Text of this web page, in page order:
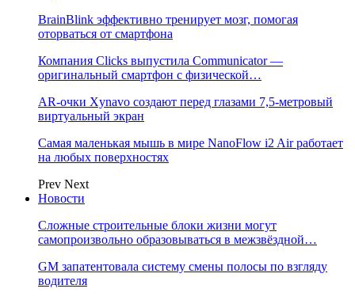
BrainBlink эффективно тренирует мозг, помогая
оторваться от смартфона
Компания Clicks выпустила Communicator —
оригинальный смартфон с физической…
AR-очки Xynavo создают перед глазами 7,5-метровый
виртуальный экран
Самая маленькая мышь в мире NanoFlow i2 Air работает
на любых поверхностях
Prev Next
Новости
Сложные строительные блоки жизни могут
самопроизвольно образовываться в межзвёздной…
GM запатентовала систему смены полосы по взгляду
водителя